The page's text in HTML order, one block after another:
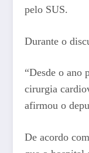
pelo SUS.
Durante o
“Desde o ano
cirurgia
afirmou o
De acordo